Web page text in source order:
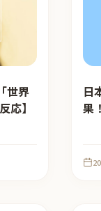
世界
応】
日
果